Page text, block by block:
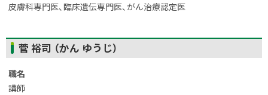
皮膚科専門医、臨床遺伝専門医、がん治療認定医
ト
ッ
プ
に
菅 裕司 （かん ゆうじ）
職名
講師